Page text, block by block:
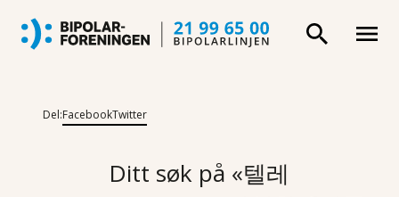
Del:FacebookTwitter
Ditt søk på «텔레